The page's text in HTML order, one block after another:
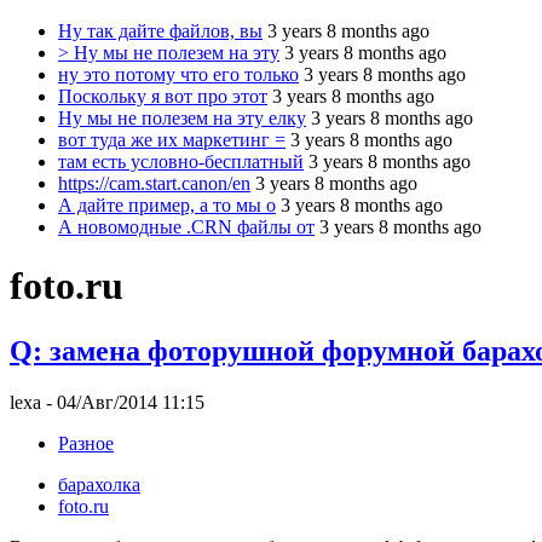
Ну так дайте файлов, вы 3 years 8 months ago
> Ну мы не полезем на эту 3 years 8 months ago
ну это потому что его только 3 years 8 months ago
Поскольку я вот про этот 3 years 8 months ago
Ну мы не полезем на эту елку 3 years 8 months ago
вот туда же их маркетинг = 3 years 8 months ago
там есть условно-бесплатный 3 years 8 months ago
https://cam.start.canon/en 3 years 8 months ago
А дайте пример, а то мы о 3 years 8 months ago
А новомодные .CRN файлы от 3 years 8 months ago
foto.ru
Q: замена фоторушной форумной
lexa - 04/Авг/2014 11:15
Разное
барахолка
foto.ru